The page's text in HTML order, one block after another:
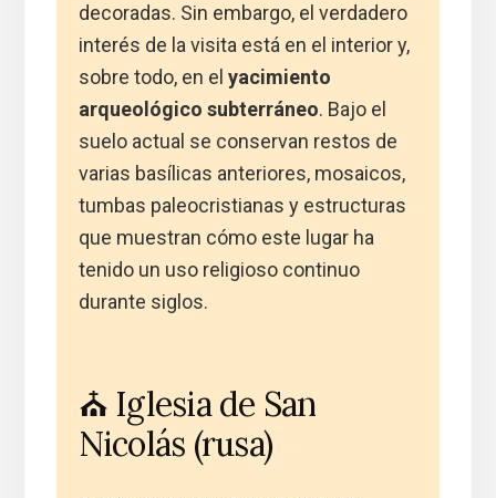
decoradas. Sin embargo, el verdadero
interés de la visita está en el interior y,
sobre todo, en el yacimiento
arqueológico subterráneo. Bajo el
suelo actual se conservan restos de
varias basílicas anteriores, mosaicos,
tumbas paleocristianas y estructuras
que muestran cómo este lugar ha
tenido un uso religioso continuo
durante siglos.
⛪ Iglesia de San
Nicolás (rusa)